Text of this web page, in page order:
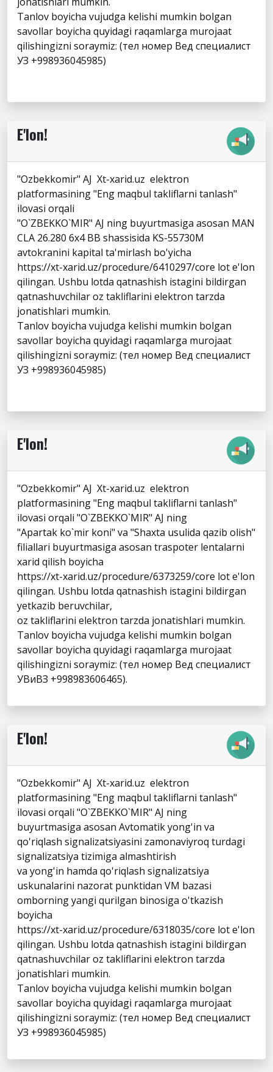
Tanlov boyicha vujudga kelishi mumkin bolgan
savollar boyicha quyidagi raqamlarga murojaat
qilishingizni soraymiz: (тел номер Вед специалист
УЗ +998936045985)
E'lon!
"Ozbekkomir" AJ Xt-xarid.uz elektron
platformasining "Eng maqbul takliflarni tanlash"
ilovasi orqali
"O`ZBEKKO`MIR" AJ ning buyurtmasiga asosan MAN
CLA 26.280 6x4 BB shassisida KS-55730M
avtokranini kapital ta'mirlash bo'yicha
https://xt-xarid.uz/procedure/6410297/core lot e'lon
qilingan. Ushbu lotda qatnashish istagini bildirgan
qatnashuvchilar oz takliflarini elektron tarzda
jonatishlari mumkin.
Tanlov boyicha vujudga kelishi mumkin bolgan
savollar boyicha quyidagi raqamlarga murojaat
qilishingizni soraymiz: (тел номер Вед специалист
УЗ +998936045985)
E'lon!
"Ozbekkomir" AJ Xt-xarid.uz elektron
platformasining "Eng maqbul takliflarni tanlash"
ilovasi orqali "O`ZBEKKO`MIR" AJ ning
"Apartak ko`mir koni" va "Shaxta usulida qazib olish"
filiallari buyurtmasiga asosan traspoter lentalarni
xarid qilish boyicha
https://xt-xarid.uz/procedure/6373259/core lot e'lon
qilingan. Ushbu lotda qatnashish istagini bildirgan
yetkazib beruvchilar,
oz takliflarini elektron tarzda jonatishlari mumkin.
Tanlov boyicha vujudga kelishi mumkin bolgan
savollar boyicha quyidagi raqamlarga murojaat
qilishingizni soraymiz: (тел номер Вед специалист
УВиВЗ +998983606465).
E'lon!
"Ozbekkomir" AJ Xt-xarid.uz elektron
platformasining "Eng maqbul takliflarni tanlash"
ilovasi orqali "O`ZBEKKO`MIR" AJ ning
buyurtmasiga asosan Avtomatik yong'in va
qo'riqlash signalizatsiyasini zamonaviyroq turdagi
signalizatsiya tizimiga almashtirish
va yong'in hamda qo'riqlash signalizatsiya
uskunalarini nazorat punktidan VM bazasi
omborning yangi qurilgan binosiga o'tkazish
boyicha
https://xt-xarid.uz/procedure/6318035/core lot e'lon
qilingan. Ushbu lotda qatnashish istagini bildirgan
qatnashuvchilar oz takliflarini elektron tarzda
jonatishlari mumkin.
Tanlov boyicha vujudga kelishi mumkin bolgan
savollar boyicha quyidagi raqamlarga murojaat
qilishingizni soraymiz: (тел номер Вед специалист
УЗ +998936045985)